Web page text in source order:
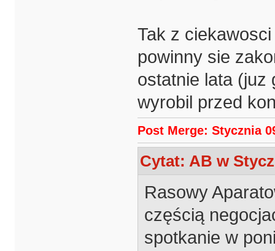
Tak z
powinny sie
ostatnie lata (juz
wyrobil przed
Post Merge: Stycznia
Cytat: AB w
Rasowy
częścią
spotkanie w